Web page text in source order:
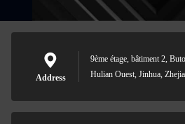
Address
9ème étage, bâtiment 2,
Hulian Ouest, Jinhua,